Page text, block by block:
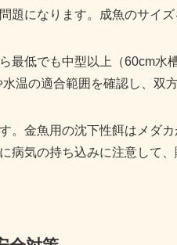
題になります。成魚のサイズ
最低でも中型以上（60cm水
温の適合範囲を確認し、双
。金魚用の沈下性餌はメダ
病気の持ち込みに注意して